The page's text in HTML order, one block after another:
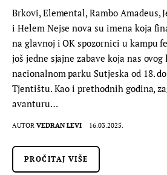
Brkovi, Elemental, Rambo Amadeus,
i Helem Nejse nova su imena koja
na glavnoj i OK spozornici u kampu
još jedne sjajne zabave koja nas
nacionalnom parku Sutjeska od 18.
Tjentištu. Kao i prethodnih godina,
avanturu…
AUTOR VEDRAN LEVI 16.03.2025.
PROČITAJ VIŠE